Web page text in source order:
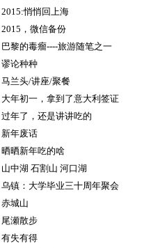
2015:悄悄回上海
2015，微信备份
巴黎的毒瘤----旅游随笔之一
谬论种种
马兰头/讲座/聚餐
大年初一，拿到了意大利签证
过年了，还是讲讲吃的
新年废话
晒晒新年吃的啥
山中湖 石割山 河口湖
乌镇：大学毕业三十周年聚会
赤城山
尾瀬散步
有失有得